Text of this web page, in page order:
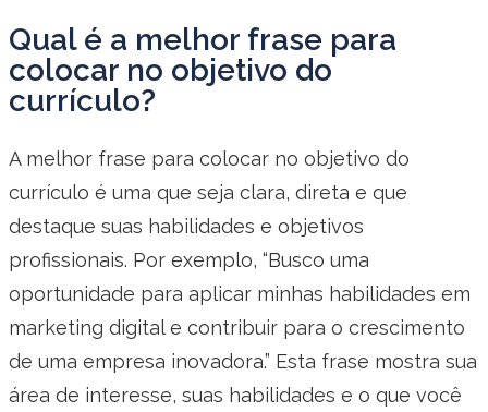
Qual é a melhor frase para
colocar no objetivo do
currículo?
A melhor frase para colocar no objetivo do
currículo é uma que seja clara, direta e que
destaque suas habilidades e objetivos
profissionais. Por exemplo, “Busco uma
oportunidade para aplicar minhas habilidades em
marketing digital e contribuir para o crescimento
de uma empresa inovadora.” Esta frase mostra sua
área de interesse, suas habilidades e o que você